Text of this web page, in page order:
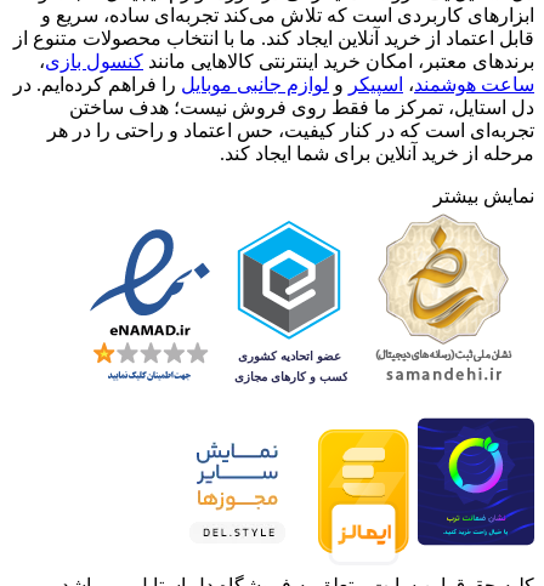
ابزارهای کاربردی است که تلاش می‌کند تجربه‌ای ساده، سریع و
قابل اعتماد از خرید آنلاین ایجاد کند. ما با انتخاب محصولات متنوع از
برندهای معتبر، امکان خرید اینترنتی کالاهایی مانند کنسول بازی،
ساعت هوشمند، اسپیکر و لوازم جانبی موبایل را فراهم کرده‌ایم. در
دل استایل، تمرکز ما فقط روی فروش نیست؛ هدف ساختن
تجربه‌ای است که در کنار کیفیت، حس اعتماد و راحتی را در هر
مرحله از خرید آنلاین برای شما ایجاد کند.
نمایش بیشتر